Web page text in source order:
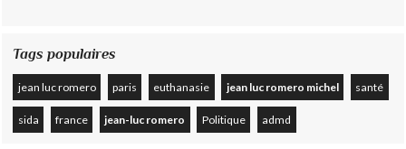
Tags populaires
jean luc romero paris euthanasie jean luc romero michel santé
sida france jean-luc romero Politique admd